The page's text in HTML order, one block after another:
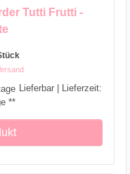
Tutti Frutti -
Lieferbar | Lieferzeit:
**